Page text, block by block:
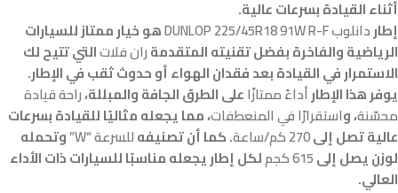
أثناء القيادة بسرعات عالية.
إطاردانلوب DUNLOP 225/45R18 91W R-F
هو خيار ممتاز للسيارات
الرياضية والفاخرة بفضل تقنيته المتقدمةران فلاتالتي تتيح لك
الاستمرار في القيادة بعد فقدان الهواء أو حدوث ثقب في الإطار.
يوفر هذا الإطارأداءً ممتازًاعلى الطرق الجافة والمبللة،راحة قيادة
محسّنة، واستقرارًا في المنعطفات، مما يجعله مثاليًا للقيادة بسرعات
عالية تصل إلى270 كم/ساعة . كما أن تصنيفهللسرعة “W”
وتحمله
لوزن يصل إلى615 كجم
لكل إطار يجعله مناسبًا للسيارات ذات الأداء
العالي.